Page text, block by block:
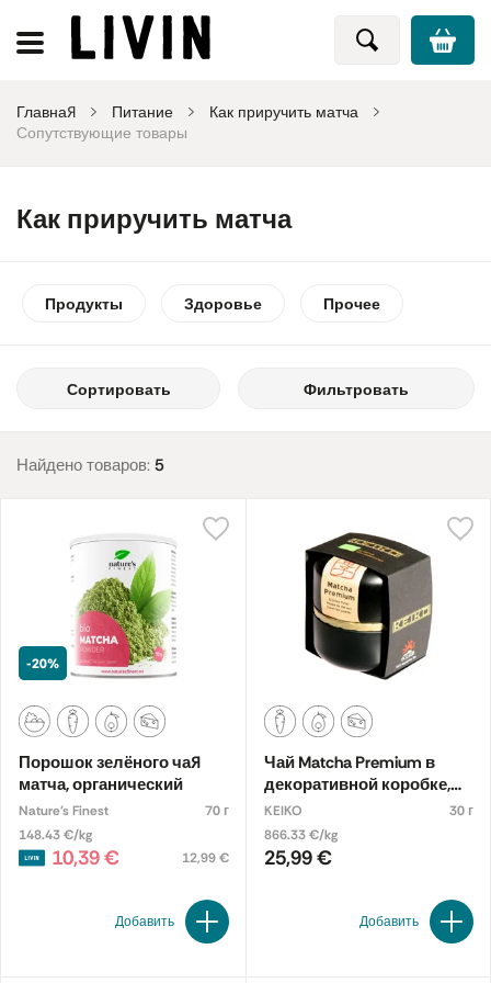
Главная Питание
Как приручить матча
Сопутствующие товары
Как приручить матча
Продукты Здоровье Прочее
Сортировать Фильтровать
Найдено товаров: 5
-20%
Порошок зелёного чая
матча, органический
Nature's Finest
70 г
148.43 €/kg
10,39 € 12,99 €
Добавить
Чай Matcha Premium в
декоративной коробке,
органический
KEIKO
30 г
866.33 €/kg
25,99 €
Добавить